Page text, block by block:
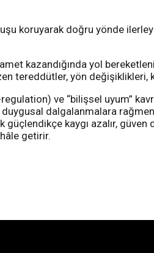
koruyarak doğru yönde
kazandığında yol
tereddütler, yön değişiklikleri,
ve “bilişsel uyum”
duygusal dalgalanmalara
güçlendikçe kaygı azalır,
hâle getirir.